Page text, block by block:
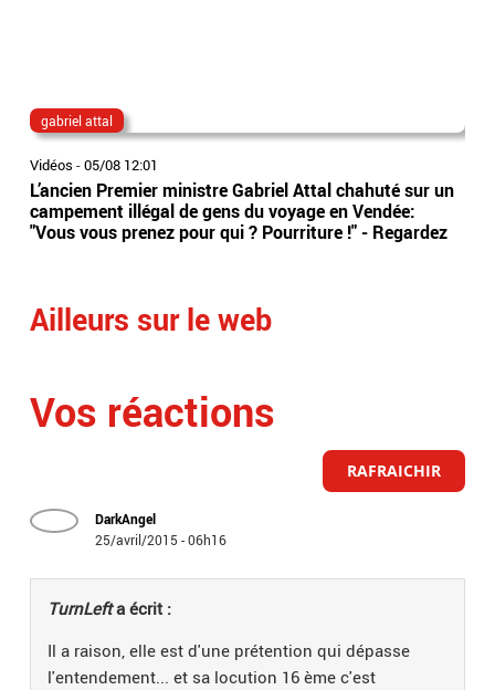
gabriel attal
Vidéos -05/08 12:01
L’ancien Premier ministre Gabriel Attal chahuté sur un
campement illégal de gens du voyage en Vendée:
"Vous vous prenez pour qui ? Pourriture !" - Regardez
Ailleurs sur le web
Vos réactions
RAFRAICHIR
DarkAngel
25/avril/2015 - 06h16
TurnLefta écrit :
Il a raison, elle est d'une prétention qui dépasse
l'entendement... et sa locution 16 ème c'est